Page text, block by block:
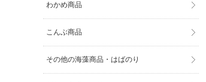
わかめ商品
こんぶ商品
その他の海藻商品・はばのり